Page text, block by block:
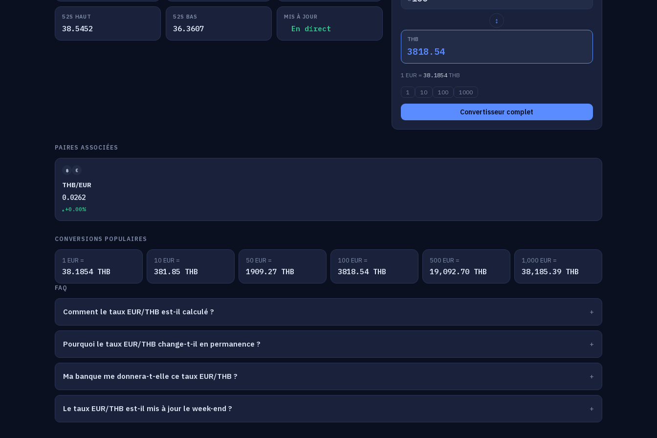
52S HAUT
38.5452
52S BAS
36.3607
MIS À JOUR
En direct
↕
THB
3818.54
1 EUR = 38.1854THB
1 10 100 1000
Convertisseur complet
PAIRES ASSOCIÉES
฿ €
THB/EUR
0.0262
+0.00%
CONVERSIONS POPULAIRES
1 EUR =
38.1854 THB
10 EUR =
381.85 THB
50 EUR =
1909.27 THB
100 EUR =
3818.54 THB
500 EUR =
19,092.70 THB
1,000 EUR =
38,185.39 THB
FAQ
Comment le taux EUR/THB est-il calculé ?
Pourquoi le taux EUR/THB change-t-il en permanence ?
Ma banque me donnera-t-elle ce taux EUR/THB ?
Le taux EUR/THB est-il mis à jour le week-end ?